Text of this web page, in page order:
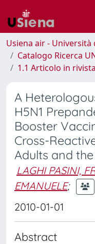
Usiena air - Università
Catalogo Ricerca
1.1 Articolo in rivista
A
H5N1
Booster
Cross-
Adults and
LAGHI PASINI,
EMANUELE;
2010-01-01
Abstract